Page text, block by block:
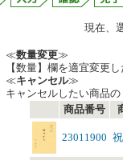
現在、
≪数量変更≫
【数量】欄を適宜変更
≪キャンセル≫
キャンセルしたい商品
商品番号
23011900